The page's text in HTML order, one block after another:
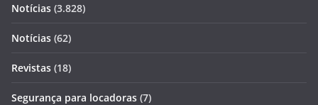
Notícias (3.828)
Notícias (62)
Revistas (18)
Segurança para locadoras (7)